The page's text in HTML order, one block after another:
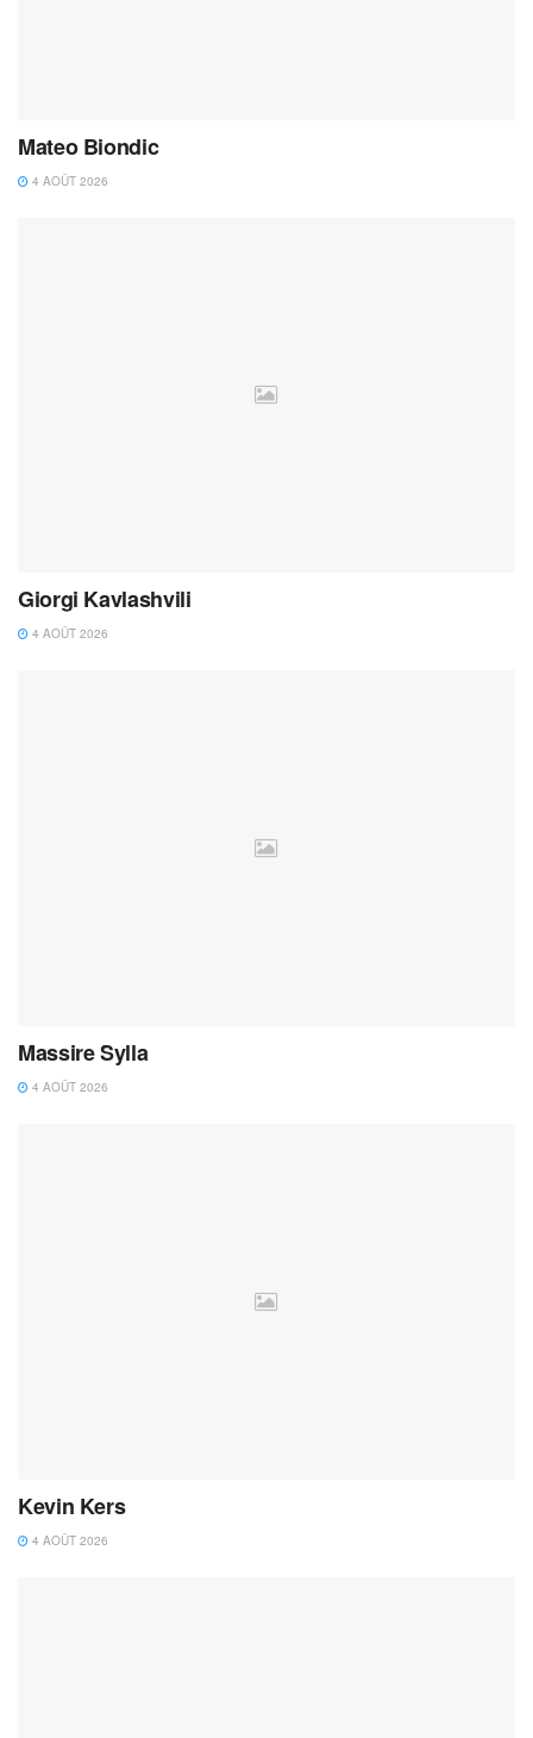
Mateo Biondic
4 AOÛT 2026
Giorgi Kavlashvili
4 AOÛT 2026
Massire Sylla
4 AOÛT 2026
Kevin Kers
4 AOÛT 2026